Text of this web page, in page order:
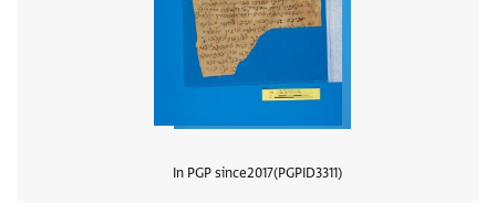
In PGP since2017 PGPID3311